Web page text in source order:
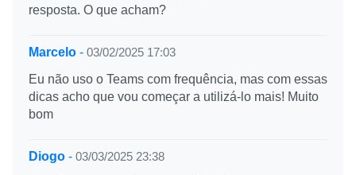
resposta. O que acham?
Marcelo - 03/02/2025 17:03
Eu não uso o Teams com frequência, mas com essas
dicas acho que vou começar a utilizá-lo mais! Muito
bom
Diogo - 03/03/2025 23:38